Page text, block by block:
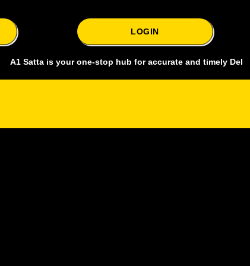
LOGIN
is your one-stop hub for accurate and timely Delhi